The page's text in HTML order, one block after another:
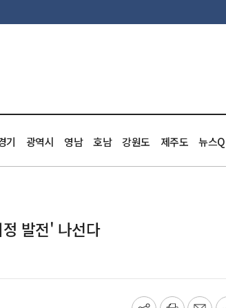
기 광역시 영남 호남 강원도 제주도 뉴스
발전' 나선다